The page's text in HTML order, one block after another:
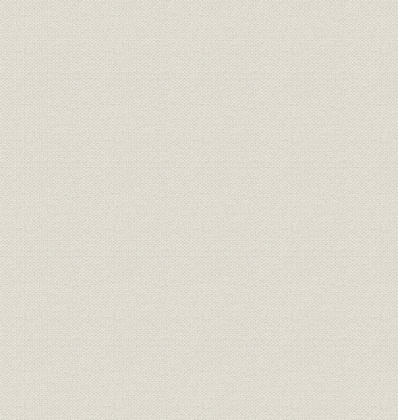
倉庫業の分離
第三節 経営陣の充実
銀行専任支配人の設置
人材の吸収
銀行者座右銘
第四節 外国業務への進出
海外とのコルレス契約
植野繁太郎の建議
信用状の発行と海外代理店の設置
外国業務の拡充
第五節 組織の充実と業績の発展